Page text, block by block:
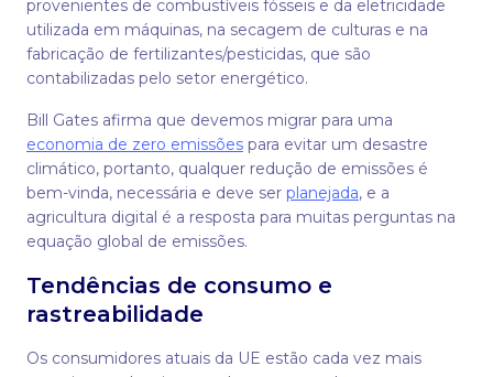
provenientes de combustíveis fósseis e da eletricidade
utilizada em máquinas, na secagem de culturas e na
fabricação de fertilizantes/pesticidas, que são
contabilizadas pelo setor energético.
Bill Gates afirma que devemos migrar para uma
economia de zero emissões para evitar um desastre
climático, portanto, qualquer redução de emissões é
bem-vinda, necessária e deve ser planejada, e a
agricultura digital é a resposta para muitas perguntas na
equação global de emissões.
Tendências de consumo e
rastreabilidade
Os consumidores atuais da UE estão cada vez mais